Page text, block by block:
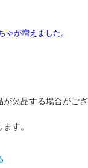
が増えました。
が欠品する場合がござ
す。